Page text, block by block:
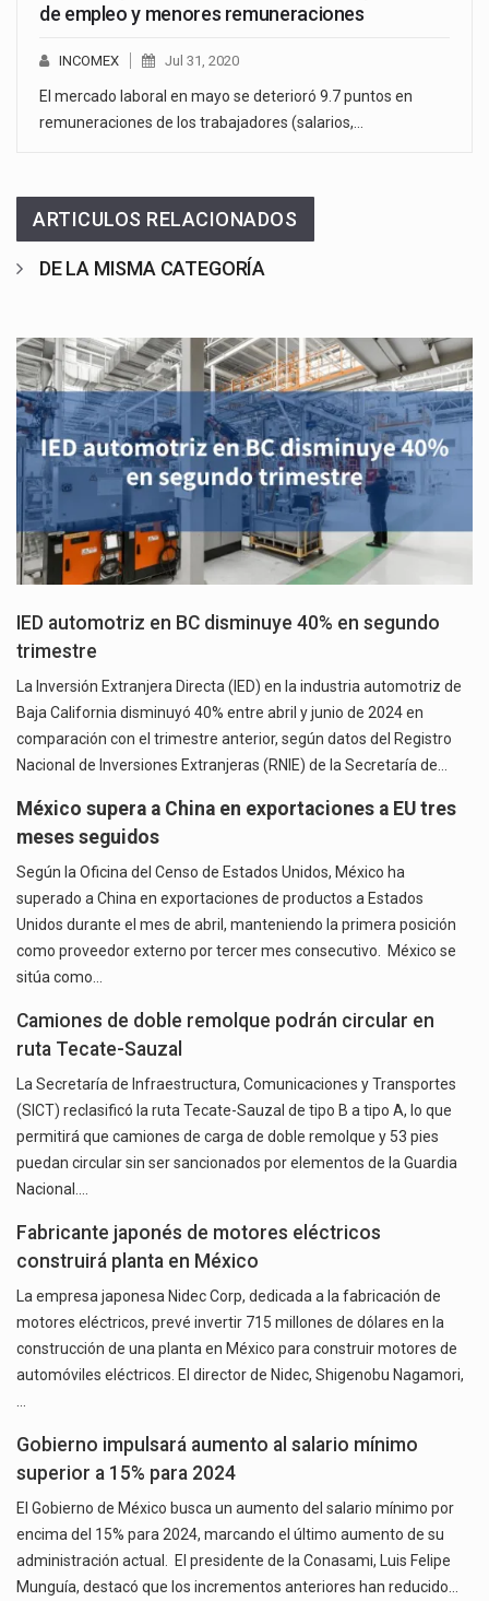
de empleo y menores remuneraciones
INCOMEX Jul 31, 2020
El mercado laboral en mayo se deterioró 9.7 puntos en
remuneraciones de los trabajadores (salarios,…
ARTICULOS RELACIONADOS
DE LA MISMA CATEGORÍA
IED automotriz en BC disminuye 40% en segundo
trimestre
La Inversión Extranjera Directa (IED) en la industria automotriz de
Baja California disminuyó 40% entre abril y junio de 2024 en
comparación con el trimestre anterior, según datos del Registro
Nacional de Inversiones Extranjeras (RNIE) de la Secretaría de…
México supera a China en exportaciones a EU tres
meses seguidos
Según la Oficina del Censo de Estados Unidos, México ha
superado a China en exportaciones de productos a Estados
Unidos durante el mes de abril, manteniendo la primera posición
como proveedor externo por tercer mes consecutivo. México se
sitúa como…
Camiones de doble remolque podrán circular en
ruta Tecate-Sauzal
La Secretaría de Infraestructura, Comunicaciones y Transportes
(SICT) reclasificó la ruta Tecate-Sauzal de tipo B a tipo A, lo que
permitirá que camiones de carga de doble remolque y 53 pies
puedan circular sin ser sancionados por elementos de la Guardia
Nacional.…
Fabricante japonés de motores eléctricos
construirá planta en México
La empresa japonesa Nidec Corp, dedicada a la fabricación de
motores eléctricos, prevé invertir 715 millones de dólares en la
construcción de una planta en México para construir motores de
automóviles eléctricos. El director de Nidec, Shigenobu Nagamori,
Gobierno impulsará aumento al salario mínimo
superior a 15% para 2024
El Gobierno de México busca un aumento del salario mínimo por
encima del 15% para 2024, marcando el último aumento de su
administración actual. El presidente de la Conasami, Luis Felipe
Munguía, destacó que los incrementos anteriores han reducido…